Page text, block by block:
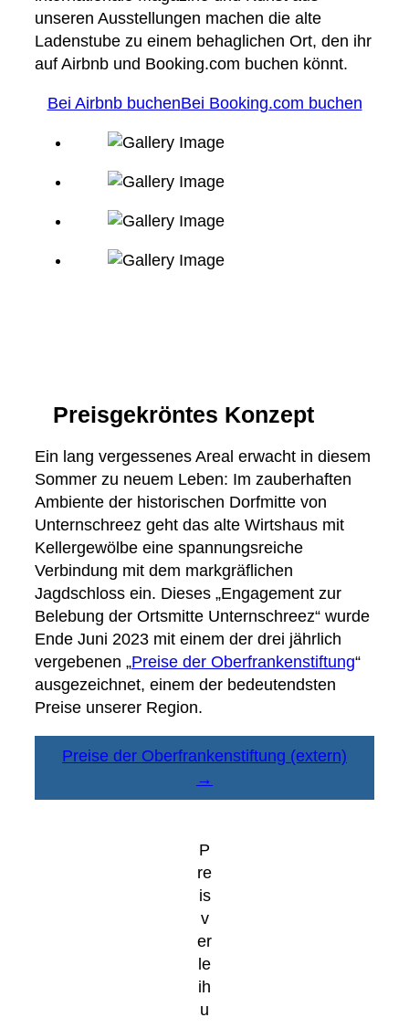
unseren Ausstellungen machen die alte
Ladenstube zu einem behaglichen Ort, den ihr
auf Airbnb und Booking.com buchen könnt.
Bei Airbnb buchenBei Booking.com buchen
Preisgekröntes Konzept
Ein lang vergessenes Areal erwacht in diesem
Sommer zu neuem Leben: Im zauberhaften
Ambiente der historischen Dorfmitte von
Unternschreez geht das alte Wirtshaus mit
Kellergewölbe eine spannungsreiche
Verbindung mit dem markgräflichen
Jagdschloss ein. Dieses „Engagement zur
Belebung der Ortsmitte Unternschreez“ wurde
Ende Juni 2023 mit einem der drei jährlich
vergebenen „Preise der Oberfrankenstiftung“
ausgezeichnet, einem der bedeutendsten
Preise unserer Region.
Preise der Oberfrankenstiftung (extern)
→
P
re
is
v
er
le
ih
u